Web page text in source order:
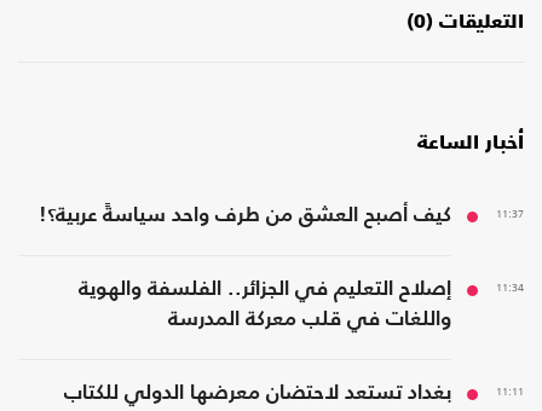
التعليقات (0)
أخبار الساعة
11:37 كيف أصبح العشق من طرف واحد سياسةً عربية؟!
11:34
إصلاح التعليم في الجزائر.. الفلسفة والهوية
واللغات في قلب معركة المدرسة
11:11
بغداد تستعد لاحتضان معرضها الدولي للكتاب